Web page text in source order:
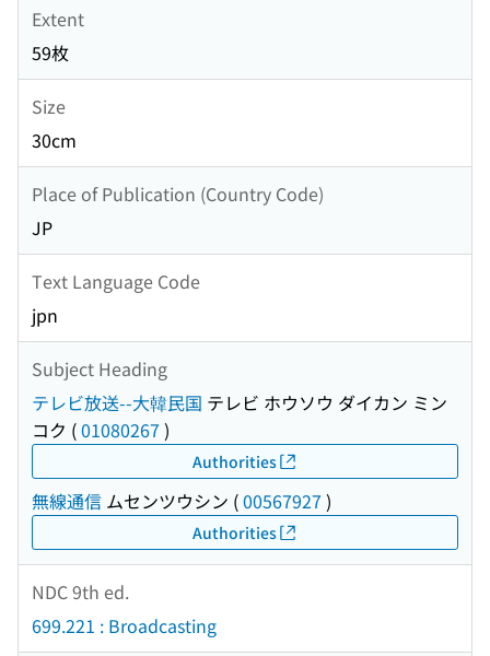
Extent
59枚
Size
30cm
Place of Publication (Country Code)
JP
Text Language Code
jpn
Subject Heading
テレビ放送--大韓民国 テレビ ホウソウ ダイカン ミン
コク (01080267 )
Authorities
無線通信 ムセンツウシン (00567927 )
Authorities
NDC 9th ed.
699.221 : Broadcasting